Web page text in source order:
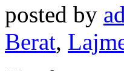
posted by
Berat,